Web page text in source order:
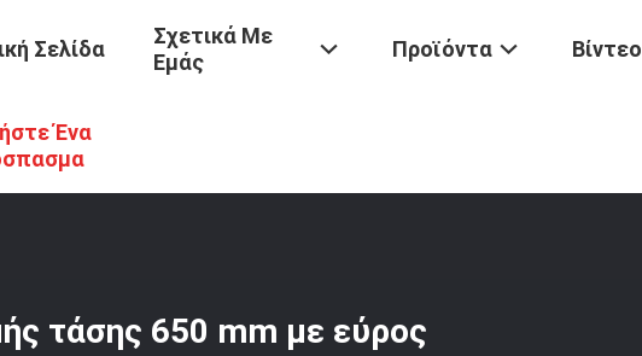
Σελίδα
Σχετικά Με
Εμάς
Προϊόντα Βίντεο
Ένα
/ Μηχανή Δοκιμής Έντασης
τάσης 650 mm με εύρος